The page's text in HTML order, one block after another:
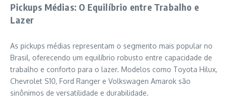
Pickups Médias: O Equilíbrio entre Trabalho e
Lazer
As pickups médias representam o segmento mais popular no
Brasil, oferecendo um equilíbrio robusto entre capacidade de
trabalho e conforto para o lazer. Modelos como Toyota Hilux,
Chevrolet S10, Ford Ranger e Volkswagen Amarok são
sinônimos de versatilidade e durabilidade.